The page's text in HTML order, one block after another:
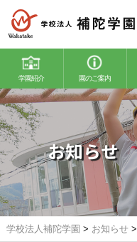
学園紹介 園のご案内
若竹幼稚園
お知らせ
学校法人補陀学園 > お知らせ>